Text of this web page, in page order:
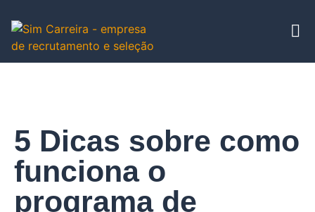
5 Dicas sobre como
funciona o
programa de